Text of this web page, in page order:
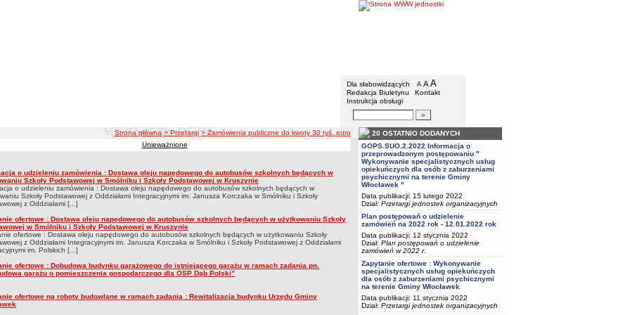
BIP - Gmina Włocławek
Menu dodatkowe
Dla słabowidzących A pomniejsz czcionkę
A standardowy rozmiar czcionki
A
Redakcja Biuletynu
Kontakt
Instrukcja obsługi
Wyszukiwarka artykułów
ścieżka nawigacji
Strona główna > Przetargi > Zamówienia publiczne do kwoty 30 tyś. euro
Unieważnione
publiczne do kwoty 30 tyś. euro
o udzieleniu zamówienia : Dostawa oleju napędowego do autobusów szkolnych będących w
Szkoły Podstawowej w Smólniku i Szkoły Podstawowej w Kruszynie
o udzieleniu zamówienia : Dostawa oleju napędowego do autobusów szkolnych będących w
Szkoły Podstawowej z Oddziałami Integracyjnymi im. Janusza Korczaka w Smólniku i Szkoły
z Oddziałami [...]
ofertowe : Dostawa oleju napędowego do autobusów szkolnych będących w użytkowaniu Szkoły
w Smólniku i Szkoły Podstawowej w Kruszynie
ofertowe : Dostawa oleju napędowego do autobusów szkolnych będących w użytkowaniu Szkoły
z Oddziałami Integracyjnymi im. Janusza Korczaka w Smólniku i Szkoły Podstawowej z Oddziałami
im. Polskich [...]
ofertowe : Dobudowa budynku garażowego do istniejącego garażu w ramach zadania pn.
garażu o pomieszczenia gospodarczego dla OSP Dąb Polski”
ofertowe na roboty budowlane w ramach zadania : Rewitalizacja budynku Urzędu Gminy
20 OSTATNIO DODANYCH
GOPS.SUO.2.2022 Informacja o
przeprowadzonym postępowaniu "
Wykonywanie specjalistycznych usług
opiekuńczych dla osób z zaburzeniami
psychicznymi na terenie Gminy
Włocławek "
Data publikacji: 15 lutego 2022
Dział: Przetargi jednostek organizacyjnych
Plan postępowań o udzielenie
zamówień na 2022 rok - 12.01.2022 rok
Data publikacji: 12 stycznia 2022
Dział: Plan postępowań o udzielenie
zamówień w 2022 r.
Zapytanie ofertowe : Wykonywanie
specjalistycznych usług opiekuńczych
dla osób z zaburzeniami psychicznymi
na terenie Gminy Włocławek
Data publikacji: 11 stycznia 2022
Dział: Przetargi jednostek organizacyjnych